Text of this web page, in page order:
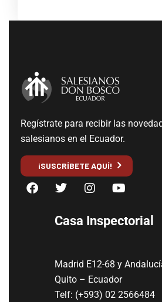
Regístrate para recibir las
salesianos en el Ecuador.
¡SUSCRÍBETE AQUÍ!
Casa Inspectorial
Madrid E12-68 y
Quito – Ecuador
Telf: (+593) 02 2566484